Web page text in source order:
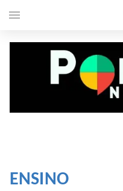
ENSINO
menu